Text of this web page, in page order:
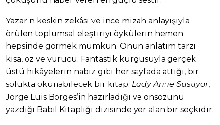
Yazarın keskin zekâsı ve ince mizah anlayışıyla
örülen toplumsal eleştiriyi öykülerin hemen
hepsinde görmek mümkün. Onun anlatım tarzı
kısa, öz ve vurucu. Fantastik kurgusuyla gerçek
üstü hikâyelerin nabız gibi her sayfada attığı, bir
solukta okunabilecek bir kitap. Lady Anne Susuyor,
Jorge Luis Borges’in hazırladığı ve önsözünü
yazdığı Babil Kitaplığı dizisinde yer alan bir seçkidir.